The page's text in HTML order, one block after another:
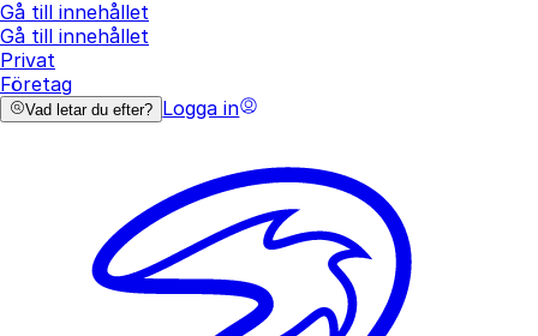
Gå till innehållet
Gå till innehållet
Privat
Företag
Vad letar du efter? Logga in